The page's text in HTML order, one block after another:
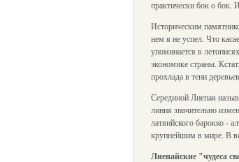
практически бок о бок.
Историческим
нем я не успел. Что
упоминается в
экономике страны.
прохлада в тени
Серединой Лиепая
линия значительно
латвийского барокко -
крупнейшим в мире. В
Лиепайские "чудеса